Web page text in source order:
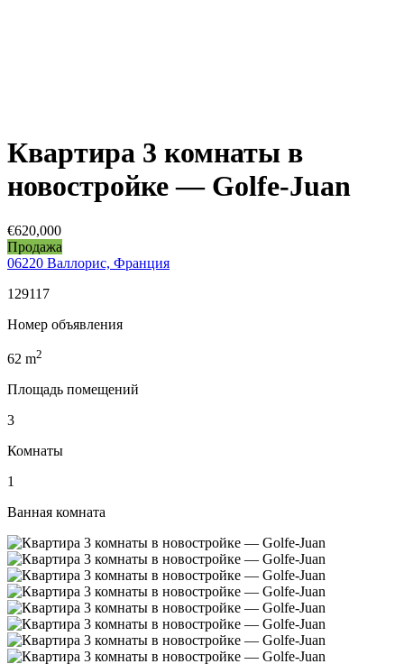
Квартира 3 комнаты в
новостройке — Golfe-Juan
€620,000
Продажа
06220 Валлорис, Франция
129117
Номер объявления
62 m2
Площадь помещений
3
Комнаты
1
Ванная комната